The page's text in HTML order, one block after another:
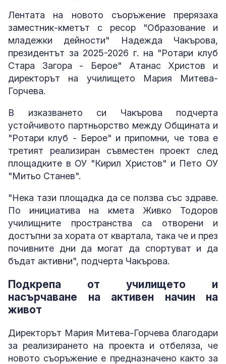
Лентата на новото съоръжение прерязаха
заместник-кметът с ресор "Образование и
младежки дейности" Надежда Чакърова,
президентът за 2025-2026 г. на "Ротари клуб
Стара Загора - Берое" Атанас Христов и
директорът на училището Мария Митева-
Горчева.
В изказването си Чакърова подчерта
устойчивото партньорство между Общината и
"Ротари клуб - Берое" и припомни, че това е
третият реализиран съвместен проект след
площадките в ОУ "Кирил Христов" и Пето ОУ
"Митьо Станев".
"Нека тази площадка да се ползва със здраве.
По инициатива на кмета Живко Тодоров
училищните пространства са отворени и
достъпни за хората от квартала, така че и през
почивните дни да могат да спортуват и да
бъдат активни", подчерта Чакърова.
Подкрепа от училището и
насърчаване на активен начин на
живот
Директорът Мария Митева-Горчева благодари
за реализирането на проекта и отбеляза, че
новото съоръжение е предназначено както за